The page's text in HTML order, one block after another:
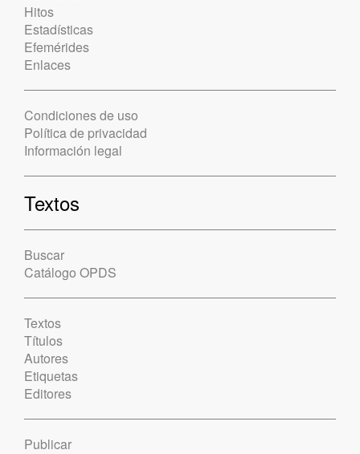
Hitos
Estadísticas
Efemérides
Enlaces
Condiciones de uso
Política de privacidad
Información legal
Textos
Buscar
Catálogo OPDS
Textos
Títulos
Autores
Etiquetas
Editores
Publicar